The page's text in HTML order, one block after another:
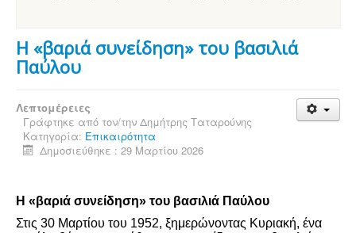
Η «βαριά συνείδηση» του βασιλιά
Παύλου
Λεπτομέρειες
Γράφτηκε από τον/την Δημήτρης Ταταρούνης
Κατηγορία: Επικαιρότητα
Δημοσιεύθηκε : 29 Μαρτίου 2026
Η «βαριά συνείδηση» του βασιλιά Παύλου
Στις 30 Μαρτίου του 1952, ξημερώνοντας Κυριακή, ένα